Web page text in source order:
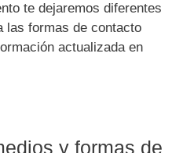
te dejaremos diferentes
las formas de contacto
actualizada en
y formas de